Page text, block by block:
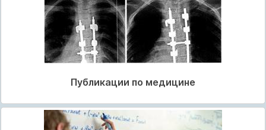
Публикации по медицине